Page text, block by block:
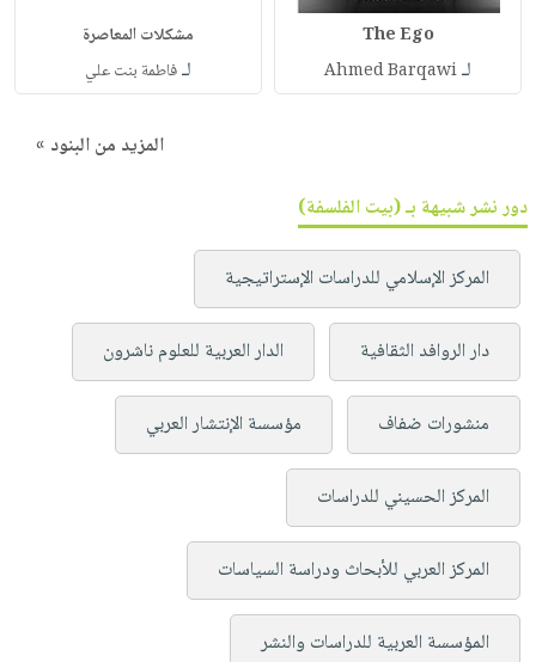
The Ego
لـAhmed Barqawi
مشكلات المعاصرة
لـفاطمة بنت علي
المزيد من البنود »
دور نشر شبيهة بـ (بيت الفلسفة)
المركز الإسلامي للدراسات الإستراتيجية
دار الروافد الثقافية الدار العربية للعلوم ناشرون
منشورات ضفاف مؤسسة الإنتشار العربي
المركز الحسيني للدراسات
المركز العربي للأبحاث ودراسة السياسات
المؤسسة العربية للدراسات والنشر